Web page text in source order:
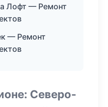
Лофт — Ремонт
— Ремонт
Северо-